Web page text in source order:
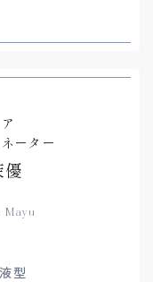
ーター
型